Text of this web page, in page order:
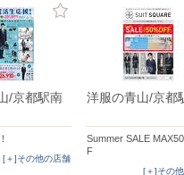
/京都駅南
[＋]その他の店舗
洋服の青山/京都
Summer SALE
F
[＋]その